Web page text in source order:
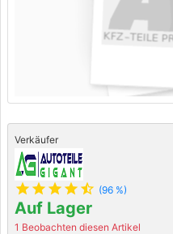
Verkäufer
star star star star star_half (96 %)
Auf Lager
1 Beobachten diesen Artikel